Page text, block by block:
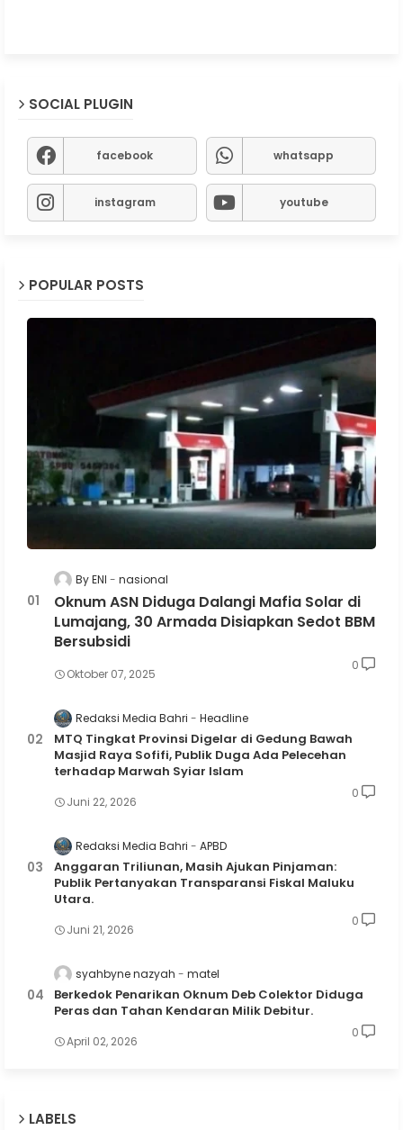
SOCIAL PLUGIN
facebook whatsapp
instagram youtube
POPULAR POSTS
By ENI nasional
Oknum ASN Diduga Dalangi Mafia Solar di
Lumajang, 30 Armada Disiapkan Sedot BBM
Bersubsidi
Oktober 07, 2025
0
Redaksi Media Bahri Headline
MTQ Tingkat Provinsi Digelar di Gedung Bawah
Masjid Raya Sofifi, Publik Duga Ada Pelecehan
terhadap Marwah Syiar Islam
Juni 22, 2026
0
Redaksi Media Bahri APBD
Anggaran Triliunan, Masih Ajukan Pinjaman:
Publik Pertanyakan Transparansi Fiskal Maluku
Utara.
Juni 21, 2026
0
syahbyne nazyah matel
Berkedok Penarikan Oknum Deb Colektor Diduga
Peras dan Tahan Kendaran Milik Debitur.
April 02, 2026
0
LABELS